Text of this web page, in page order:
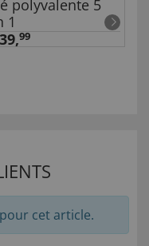
polyvalente 5
1
99
cet article.